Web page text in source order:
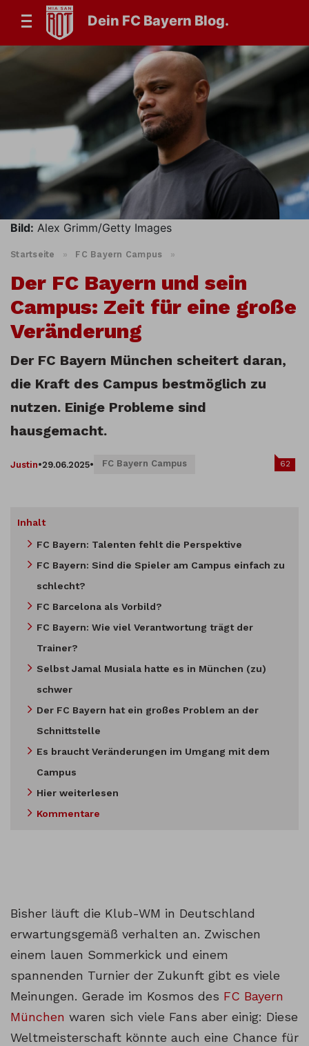
Dein FC Bayern Blog.
Bild: Alex Grimm/Getty Images
Startseite » FC Bayern Campus »
Der FC Bayern und sein
Campus: Zeit für eine große
Veränderung
Der FC Bayern München scheitert daran,
die Kraft des Campus bestmöglich zu
nutzen. Einige Probleme sind
hausgemacht.
Justin•29.06.2025• FC Bayern Campus 62
Inhalt
FC Bayern: Talenten fehlt die Perspektive
FC Bayern: Sind die Spieler am Campus einfach zu
schlecht?
FC Barcelona als Vorbild?
FC Bayern: Wie viel Verantwortung trägt der
Trainer?
Selbst Jamal Musiala hatte es in München (zu)
schwer
Der FC Bayern hat ein großes Problem an der
Schnittstelle
Es braucht Veränderungen im Umgang mit dem
Campus
Hier weiterlesen
Kommentare
Bisher läuft die Klub-WM in Deutschland
erwartungsgemäß verhalten an. Zwischen
einem lauen Sommerkick und einem
spannenden Turnier der Zukunft gibt es viele
Meinungen. Gerade im Kosmos des FC Bayern
München waren sich viele Fans aber einig: Diese
Weltmeisterschaft könnte auch eine Chance für